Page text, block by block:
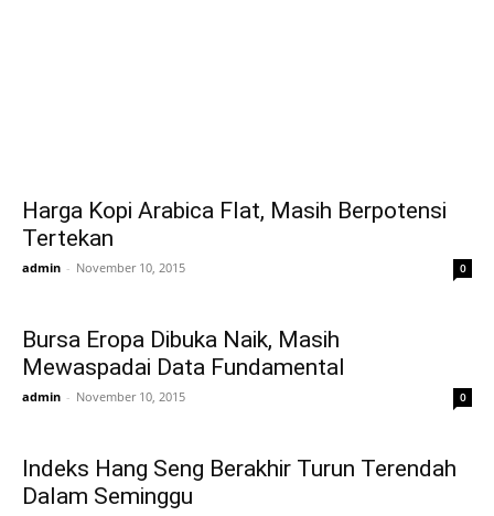
Harga Kopi Arabica Flat, Masih Berpotensi
Tertekan
admin - November 10, 2015 0
Bursa Eropa Dibuka Naik, Masih
Mewaspadai Data Fundamental
admin - November 10, 2015 0
Indeks Hang Seng Berakhir Turun Terendah
Dalam Seminggu